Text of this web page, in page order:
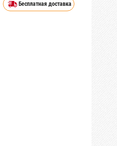
Бесплатная доставка